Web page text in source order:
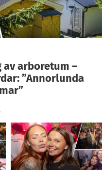
arboretum –
”Annorlunda